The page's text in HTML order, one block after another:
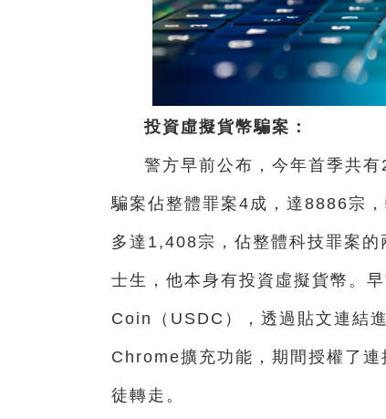
投資虛擬貨幣騙案：
警方早前公布，今年首季共
騙案佔整體罪案4成，達8886宗
多達1,408宗，佔整體科技罪案
士生，他本身有投資虛擬貨幣。
Coin（USDC），透過貼文連結
Chrome擴充功能，期間授權了
徒轉走。